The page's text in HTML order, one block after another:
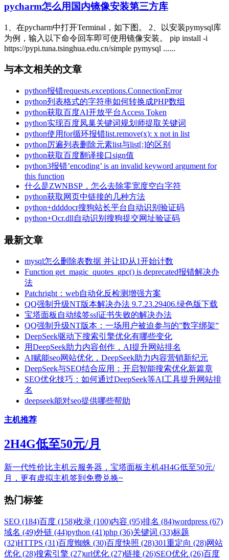
pycharm怎么用国内镜像安装第三方库
1、在pycharm中打开Terminal，如下图。 2、以安装pymysql库
为例，输入以下命令回车即可使用镜像安装。 pip install -i
https://pypi.tuna.tsinghua.edu.cn/simple pymysql ......
与本文相关的文章
python报错requests.exceptions.ConnectionError
python列表格式的字符串如何转换成PHP数组
python获取百度AI开放平台Access Token
python实现百度凤巢关键词规划师提取关键词
python使用for循环报错list.remove(x): x not in list
python厉遍列表删除元素list与list[:]的区别
python获取百度翻译接口sign值
python3报错’encoding’ is an invalid keyword argument for
this function
什么是ZWNBSP，怎么去除零宽度空白字符
python获取网页中链接的几种方法
python+ddddocr搜狗站长平台自动识别验证码
python+Ocr.dll自动识别搜狗提交网址验证码
最新文章
mysql怎么删除表数据 并让ID从1开始计数
Function get_magic_quotes_gpc() is deprecated报错解决办
法
Patchright：web自动化反检测增强方案
QQ强制升级NT版本解决办法 9.7.23.29406.绿色版下载
宝塔面板自动续签ssl证书失败的解决办法
QQ强制升级NT版本：一场用户被迫参与的”数字绑架”
DeepSeek驱动下搜索引擎优化有哪些变化
用DeepSeek助力内容创作，AI提升网站排名
AI赋能seo网站优化，DeepSeek助力内容营销新纪元
DeepSeek与SEO结合应用：开启智能搜索优化新篇章
SEO优化技巧：如何通过DeepSeek等AI工具提升网站排
名
deepseek能对seo提供哪些帮助
主机推荐
2H4G低至50元/月
新一代性价比主机云服务器，宝塔面板主机4H4G低至50元/
月，更有虚拟主机签到免费兑换~
热门标签
SEO (184)百度 (158)收录 (100)内容 (95)排名 (84)wordpress (67)
域名 (49)外链 (44)python (41)php (36)关键词 (33)标题
(32)HTTPS (31)百度蜘蛛 (30)百度快照 (28)301重定向 (28)网站
优化 (28)搜索引擎 (27)url优化 (27)链接 (26)SEO优化 (26)百度